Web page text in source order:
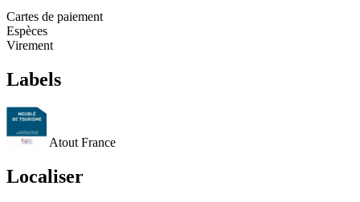
Cartes de paiement
Espèces
Virement
Labels
Atout France
Localiser